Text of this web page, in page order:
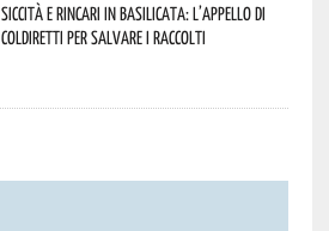
Siccità e rincari in Basilicata: l’appello di
Coldiretti per salvare i raccolti